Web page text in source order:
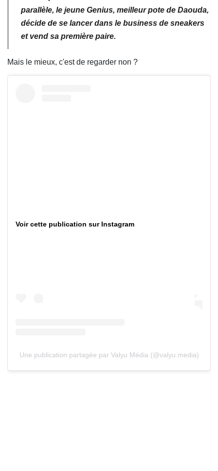
parallèle, le jeune Genius, meilleur pote de Daouda,
décide de se lancer dans le business de sneakers
et vend sa première paire.
Mais le mieux, c'est de regarder non ?
Voir cette publication sur Instagram
Une publication partagée par Valyu Média (@valyu.media)